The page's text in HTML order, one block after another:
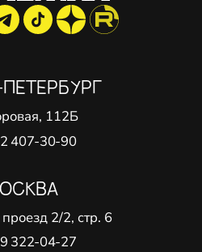
112Б
407-30-90
2/2, стр. 6
322-04-27